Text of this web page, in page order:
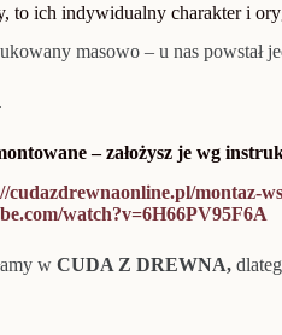
to ich indywidualny charakter i
masowo – u nas powstał
– założysz je wg
cudazdrewnaonline.pl/montaz-
watch?v=6H66PV95F6A
w CUDA Z DREWNA,